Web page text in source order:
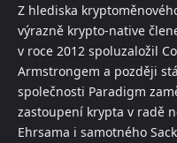
Z hlediska
výrazně krypto-native
v roce 2012 spoluzaložil
Armstrongem a později
společnosti Paradigm
zastoupení krypta v radě
Ehrsama i samotného